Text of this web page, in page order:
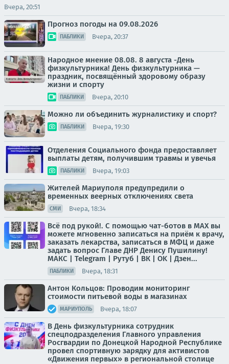
Вчера, 20:51
Прогноз погоды на 09.08.2026
ПАБЛИКИ Вчера, 20:37
Народное мнение 08.08. 8 августа -День
физкультурника! День физкультурника —
праздник, посвящённый здоровому образу
жизни и спорту
ПАБЛИКИ Вчера, 20:10
Можно ли объединить журналистику и спорт?
ПАБЛИКИ Вчера, 19:30
Отделения Социального фонда предоставляет
выплаты детям, получившим травмы и увечья
ПАБЛИКИ Вчера, 19:03
Жителей Мариуполя предупредили о
временных веерных отключениях света
СМИ Вчера, 18:34
Всё под рукой!. С помощью чат-ботов в МАХ вы
можете мгновенно записаться на приём к врачу,
заказать лекарства, записаться в МФЦ и даже
задать вопрос Главе ДНР Денису Пушилину!
МАКС | Telegram | Рутуб | ВК | OK | Дзен...
ПАБЛИКИ Вчера, 18:31
Антон Кольцов: Проводим мониторинг
стоимости питьевой воды в магазинах
МАРИУПОЛЬ Вчера, 18:07
В День физкультурника сотрудник
спецподразделения Главного управления
Росгвардии по Донецкой Народной Республике
провел спортивную зарядку для активистов
«Движения первых» в региональной столице